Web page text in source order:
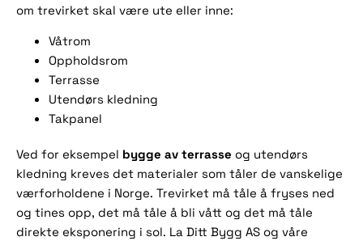
om trevirket skal være ute eller inne:
Våtrom
Oppholdsrom
Terrasse
Utendørs kledning
Takpanel
Ved for eksempel bygge av terrasse og utendørs
kledning kreves det materialer som tåler de vanskelige
værforholdene i Norge. Trevirket må tåle å fryses ned
og tines opp, det må tåle å bli vått og det må tåle
direkte eksponering i sol. La Ditt Bygg AS og våre